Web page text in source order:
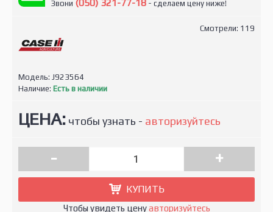
Звони (050) 321-77-18 - сделаем цену ниже!
Смотрели: 119
Модель: J923564
Наличие: Есть в наличии
ЦЕНА: чтобы узнать - авторизуйтесь
- +
КУПИТЬ
Чтобы увидеть ценуавторизуйтесь